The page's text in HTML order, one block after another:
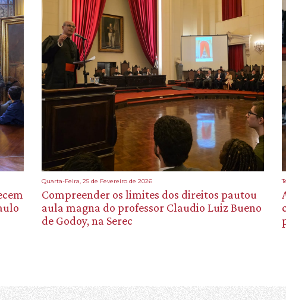
Quarta-Feira, 25 de Fevereiro de 2026
Compreender os limites dos direitos pautou
aula magna do professor Claudio Luiz Bueno
de Godoy, na Serec